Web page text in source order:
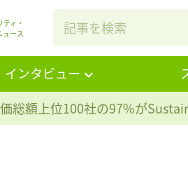
ィ・
ュース
インタビュー
総額上位100社の97%が